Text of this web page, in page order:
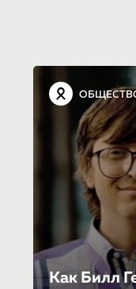
Как Билл